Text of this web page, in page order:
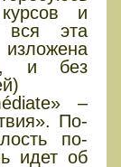
и
вся эта
и без
–
По-
по-
идет об